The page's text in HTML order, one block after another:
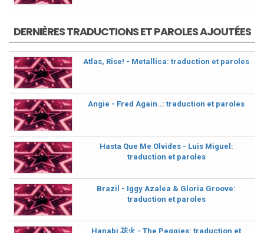
DERNIÈRES TRADUCTIONS ET PAROLES AJOUTÉES
Atlas, Rise! - Metallica: traduction et paroles
Angie - Fred Again..: traduction et paroles
Hasta Que Me Olvides - Luis Miguel:
traduction et paroles
Brazil - Iggy Azalea & Gloria Groove:
traduction et paroles
Hanabi 花火 - The Peggies: traduction et